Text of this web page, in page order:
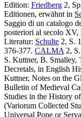
Edition: Friedberg 2,
Editionen, erwähnt in
Saggio di un catalogo
posteriori al secolo XV,
Literatur: Schulte 2, S.
376-377. CALMA 2,
S. Kuttner, B. Smalley,
Decretals, in English
Kuttner, Notes on the
Bulletin of Medieval
Studies in the History
(Variorum Collected
Universal Pope or